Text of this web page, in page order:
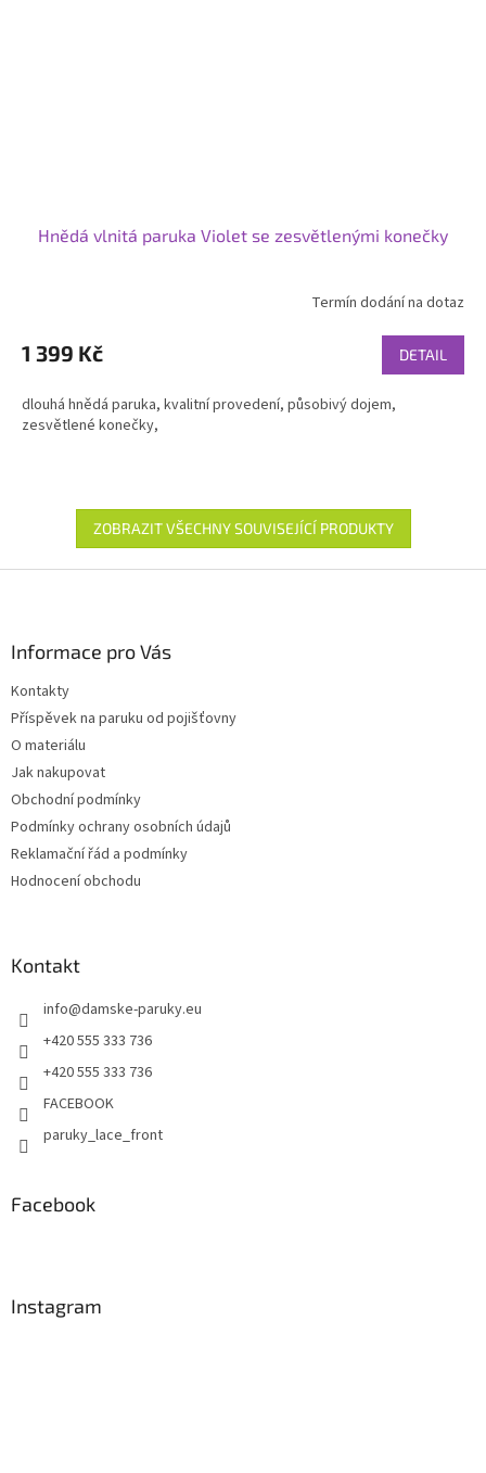
Hnědá vlnitá paruka Violet se zesvětlenými konečky
Termín dodání na dotaz
1 399 Kč DETAIL
dlouhá hnědá paruka, kvalitní provedení, působivý dojem,
zesvětlené konečky,
ZOBRAZIT VŠECHNY SOUVISEJÍCÍ PRODUKTY
Informace pro Vás
Kontakty
Příspěvek na paruku od pojišťovny
O materiálu
Jak nakupovat
Obchodní podmínky
Podmínky ochrany osobních údajů
Reklamační řád a podmínky
Hodnocení obchodu
Kontakt
info@damske-paruky.eu
+420 555 333 736
+420 555 333 736
FACEBOOK
paruky_lace_front
Facebook
Instagram